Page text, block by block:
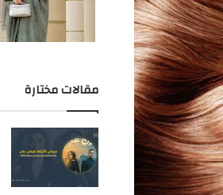
مقالات مختارة